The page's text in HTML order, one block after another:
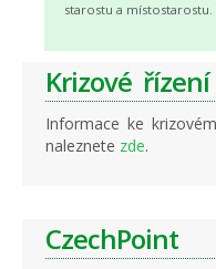
starostu a místostarostu.
Krizové řízení
Informace ke
naleznete zde.
CzechPoint